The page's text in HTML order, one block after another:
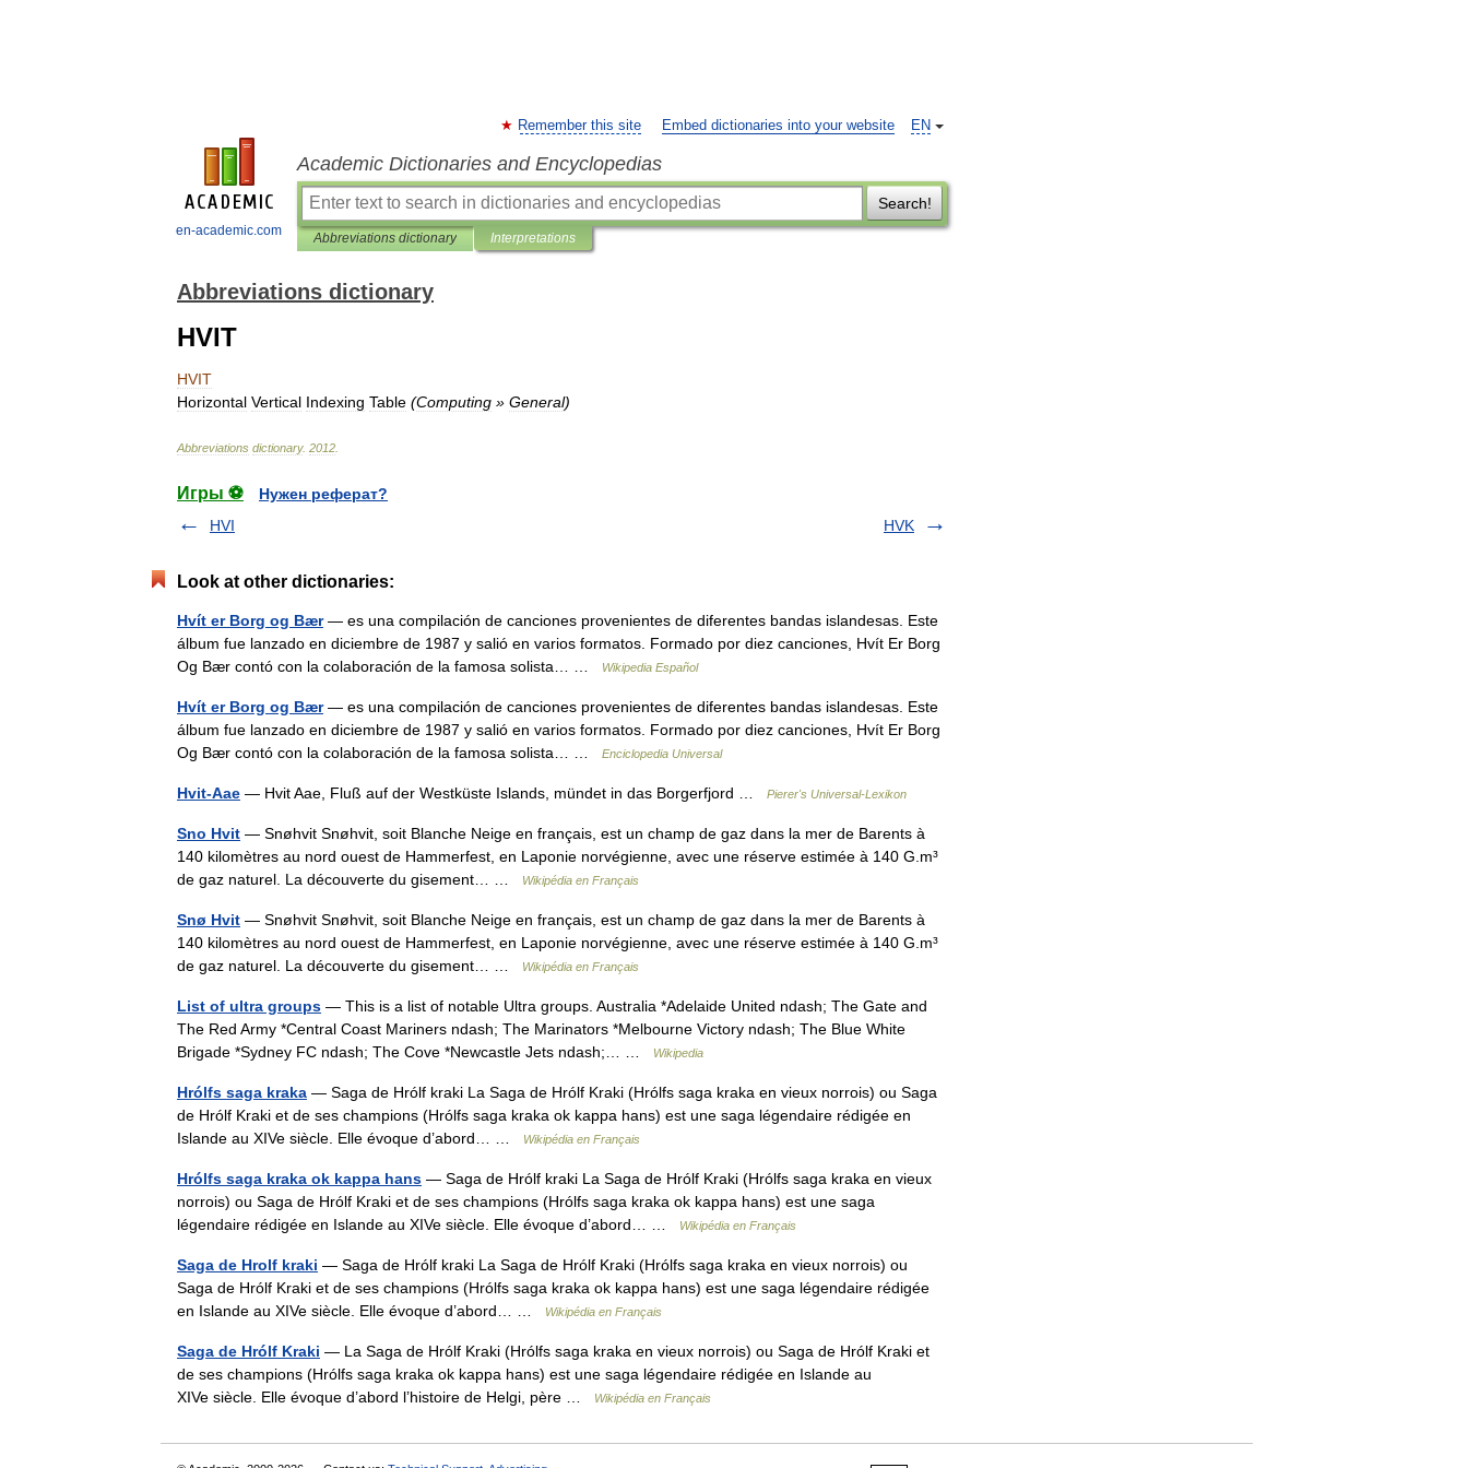
en-academic.com
EN
Remember this site Embed dictionaries into your website
Academic Dictionaries and Encyclopedias
Search!
Abbreviations dictionary Interpretations
Abbreviations dictionary
HVIT
HVIT
Horizontal Vertical Indexing Table (Computing » General)
Abbreviations dictionary. 2012
Игры ⚽
Нужен реферат?
HVI
HVK
Look at other dictionaries:
Hvít er Borg og Bær— es una compilación de canciones provenientes de diferentes bandas islandesas. Este
álbum fue lanzado en diciembre de 1987 y salió en varios formatos. Formado por diez canciones, Hvít Er Borg
Og Bær contó con la colaboración de la famosa solista… …
Wikipedia Español
Hvít er Borg og Bær— es una compilación de canciones provenientes de diferentes bandas islandesas. Este
álbum fue lanzado en diciembre de 1987 y salió en varios formatos. Formado por diez canciones, Hvít Er Borg
Og Bær contó con la colaboración de la famosa solista… …
Enciclopedia Universal
Hvit-Aae — Hvit Aae, Fluß auf der Westküste Islands, mündet in das Borgerfjord … Pierer's Universal-Lexikon
Sno Hvit — Snøhvit Snøhvit, soit Blanche Neige en français, est un champ de gaz dans la mer de Barents à
140 kilomètres au nord ouest de Hammerfest, en Laponie norvégienne, avec une réserve estimée à 140 G.m³
de gaz naturel. La découverte du gisement… …
Wikipédia en Français
Snø Hvit — Snøhvit Snøhvit, soit Blanche Neige en français, est un champ de gaz dans la mer de Barents à
140 kilomètres au nord ouest de Hammerfest, en Laponie norvégienne, avec une réserve estimée à 140 G.m³
de gaz naturel. La découverte du gisement… …
Wikipédia en Français
List of ultra groups — This is a list of notable Ultra groups. Australia *Adelaide United ndash; The Gate and
The Red Army *Central Coast Mariners ndash; The Marinators *Melbourne Victory ndash; The Blue White
Brigade *Sydney FC ndash; The Cove *Newcastle Jets ndash;… …
Wikipedia
Hrólfs saga kraka — Saga de Hrólf kraki La Saga de Hrólf Kraki (Hrólfs saga kraka en vieux norrois) ou Saga
de Hrólf Kraki et de ses champions (Hrólfs saga kraka ok kappa hans) est une saga légendaire rédigée en
Islande au XIVe siècle. Elle évoque d’abord… …
Wikipédia en Français
Hrólfs saga kraka ok kappa hans — Saga de Hrólf kraki La Saga de Hrólf Kraki (Hrólfs saga kraka en vieux
norrois) ou Saga de Hrólf Kraki et de ses champions (Hrólfs saga kraka ok kappa hans) est une saga
légendaire rédigée en Islande au XIVe siècle. Elle évoque d’abord… …
Wikipédia en Français
Saga de Hrolf kraki — Saga de Hrólf kraki La Saga de Hrólf Kraki (Hrólfs saga kraka en vieux norrois) ou
Saga de Hrólf Kraki et de ses champions (Hrólfs saga kraka ok kappa hans) est une saga légendaire rédigée
en Islande au XIVe siècle. Elle évoque d’abord… …
Wikipédia en Français
Saga de Hrólf Kraki — La Saga de Hrólf Kraki (Hrólfs saga kraka en vieux norrois) ou Saga de Hrólf Kraki et
de ses champions (Hrólfs saga kraka ok kappa hans) est une saga légendaire rédigée en Islande au
XIVe siècle. Elle évoque d’abord l’histoire de Helgi, père …
Wikipédia en Français